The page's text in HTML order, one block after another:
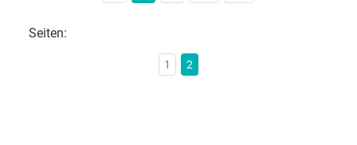
Seiten:
1 2